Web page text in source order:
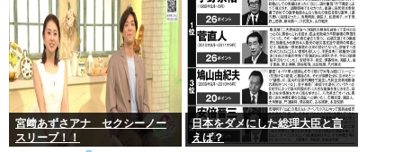
宮﨑あずさアナ セクシーノー
スリーブ！！
日本をダメにした総理大臣と言
えば？